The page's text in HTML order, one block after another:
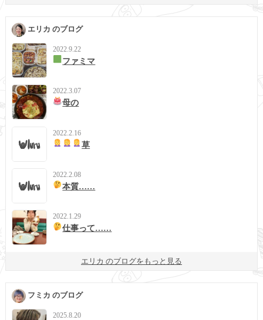
エリカ のブログ
2022.9.22
ファミマ
2022.3.07
母の
2022.2.16
草
2022.2.08
本質……
2022.1.29
仕事って……
エリカ のブログをもっと見る
フミカ のブログ
2025.8.20